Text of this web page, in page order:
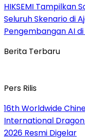
HIKSEMI Tampilkan
Seluruh Skenario di
Pengembangan AI
Berita Terbaru
Pers Rilis
16th Worldwide
International
2026 Resmi Digelar